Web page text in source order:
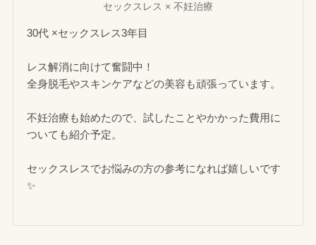
セックスレス × 不妊治療
30代 ×セックスレス3年目
レス解消に向けて奮闘中！
全身脱毛やスキンケアなどの美容も頑張っています。
不妊治療も始めたので、試したことやかかった費用に
ついても紹介予定。
セックスレスでお悩みの方の参考になれば嬉しいです
✨